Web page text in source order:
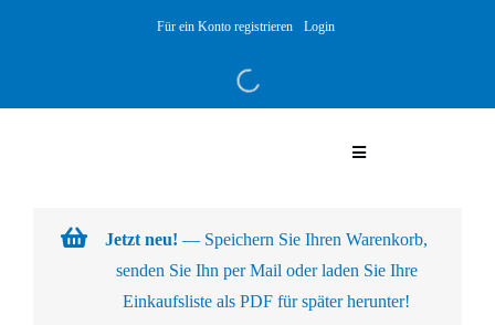
Für ein Konto registrieren Login
Toggle
Jetzt neu! — Speichern Sie Ihren Warenkorb,
senden Sie Ihn per Mail oder laden Sie Ihre
Einkaufsliste als PDF für später herunter!